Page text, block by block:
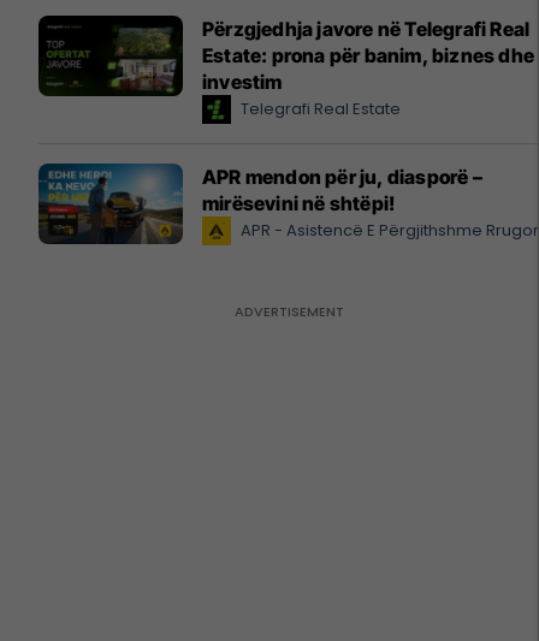
Përzgjedhja javore në Telegrafi Real
Estate: prona për banim, biznes dhe
investim
Telegrafi Real Estate
APR mendon për ju, diasporë –
mirësevini në shtëpi!
APR - Asistencë E Përgjithshme